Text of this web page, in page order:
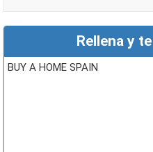
Rellena y
BUY A HOME SPAIN